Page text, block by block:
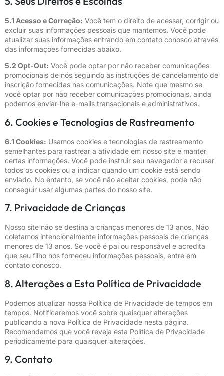
5.1 Acesso e Correção: Você tem o direito de acessar, corrigir ou
excluir suas informações pessoais que mantemos. Você pode
atualizar suas informações entrando em contato conosco através
das informações fornecidas abaixo.
5.2 Opt-Out: Você pode optar por não receber comunicações
promocionais de nós seguindo as instruções de cancelamento de
inscrição fornecidas nas comunicações. Note que mesmo se
você optar por não receber comunicações promocionais, ainda
podemos enviar-lhe e-mails transacionais e administrativos.
6. Cookies e Tecnologias de Rastreamento
6.1 Cookies: Usamos cookies e tecnologias de rastreamento
semelhantes para rastrear a atividade em nosso site e manter
certas informações. Você pode instruir seu navegador a recusar
todos os cookies ou a indicar quando um cookie está sendo
enviado. No entanto, se você não aceitar cookies, pode não
conseguir usar algumas partes do nosso site.
7. Privacidade de Crianças
Nosso site não se destina a crianças menores de 13 anos. Não
coletamos intencionalmente informações pessoais de crianças
menores de 13 anos. Se você é pai ou responsável e acredita
que seu filho nos forneceu informações pessoais, entre em
contato conosco.
8. Alterações a Esta Política de Privacidade
Podemos atualizar nossa Política de Privacidade de tempos em
tempos. Notificaremos você sobre quaisquer alterações
publicando a nova Política de Privacidade nesta página.
Recomendamos que você reveja esta Política de Privacidade
periodicamente para quaisquer alterações.
9. Contato